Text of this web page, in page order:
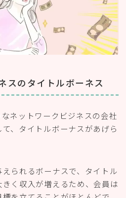
スのタイトルボーネス
ネットワークビジネスの会社
、タイトルボーナスがあげら
られるボーナスで、タイトル
く収入が増えるため、会員は